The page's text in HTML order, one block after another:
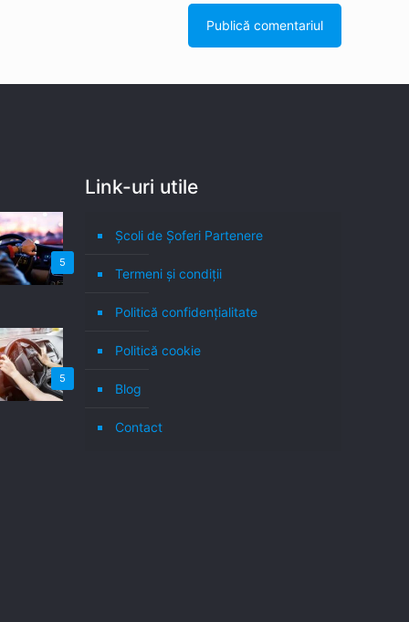
5
5
Link-uri utile
Școli de Șoferi Partenere
Termeni şi condiţii
Politică confidenţialitate
Politică cookie
Blog
Contact